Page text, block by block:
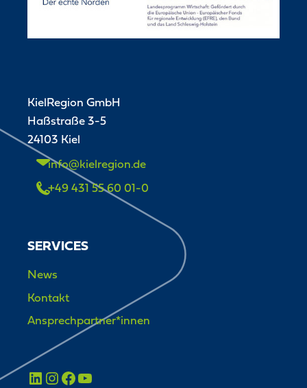
KielRegion GmbH
Haßstraße 3-5
24103 Kiel
info@kielregion.de
+49 431 55 60 01-0
SERVICES
News
Kontakt
Ansprechpartner*innen